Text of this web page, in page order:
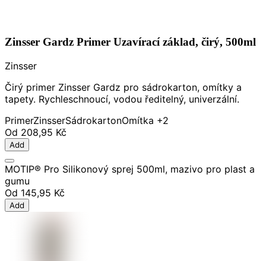
Zinsser Gardz Primer Uzavírací základ, čirý, 500ml
Zinsser
Čirý primer Zinsser Gardz pro sádrokarton, omítky a
tapety. Rychleschnoucí, vodou ředitelný, univerzální.
PrimerZinsserSádrokartonOmítka +2
Od 208,95 Kč
Add
MOTIP® Pro Silikonový sprej 500ml, mazivo pro plast a
gumu
Od 145,95 Kč
Add